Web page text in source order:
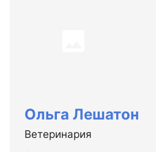
Ольга Лешатон
Ветеринария